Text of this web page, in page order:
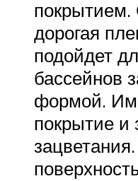
покрытием.
дорогая
подойдет
бассейнов
формой.
покрытие и